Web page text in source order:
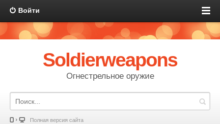
Войти
Soldierweapons
Огнестрельное оружие
Полная версия сайта